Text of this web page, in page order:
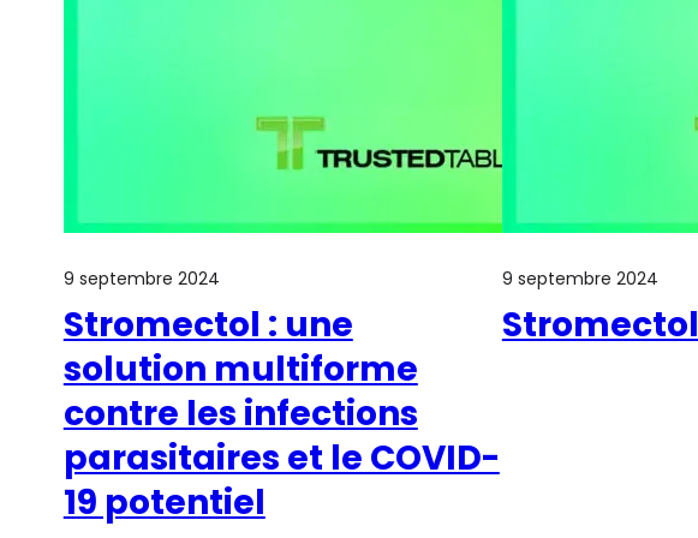
9 septembre 2024
Stromectol : une
solution multiforme
contre les infections
parasitaires et le COVID-
19 potentiel
9 septembre 2024
Stromectol